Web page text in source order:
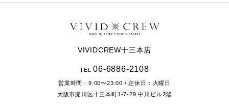
VIVIDCREW十三本店
TEL06-6886-2108
営業時間： 9:00〜23:00 / 定休日：火曜日
大阪市淀川区十三本町1-7-29 中川ビル2階